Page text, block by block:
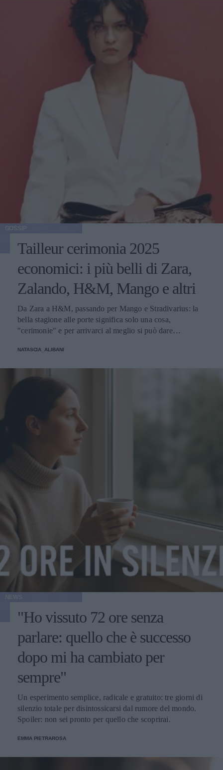
Tailleur cerimonia 2025
economici: i più belli di Zara,
Zalando, H&M, Mango e altri
Da Zara a H&M, passando per Mango e Stradivarius: la
bella stagione alle porte significa solo una cosa,
"cerimonie" e per arrivarci al meglio si può dare
NATASCIA_ALIBANI
"Ho vissuto 72 ore senza
parlare: quello che è successo
dopo mi ha cambiato per
sempre"
Un esperimento semplice, radicale e gratuito: tre giorni di
silenzio totale per disintossicarsi dal rumore del mondo.
Spoiler: non sei pronto per quello che scoprirai.
EMMA PIETRAROSA